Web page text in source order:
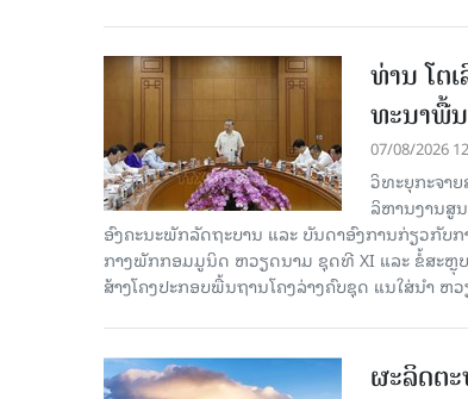
ທ່ານ ໂຕ​
ທະ​ນາ​ພື້
07/08/2026
ວິທະຍຸກະຈາ
ລິ​ຫານ​ງານ​ສູ
ອົງ​ຄະ​ນະ​ພັກ​ລັດ​ຖະ​ບານ ແລະ ບັນ​ດາ​ອົງ​ການ​ກ່ຽວ​ກັບ​
ກາງ​ພັກ​ກອມ​ມູ​ນິດ ຫວຽດ​ນາມ ຊຸດ​ທີ XI ແລະ ຂໍ້​ສະ​ຫຼຸ
ສ້າງ​ໂຄງ​ປະ​ກອບ​ພື້ນ​ຖານ​ໂຄງ​ລ່າງຄົບ​ຊຸດ ແນ​ໃສ່​ນຳ
ຜະລິດຕ